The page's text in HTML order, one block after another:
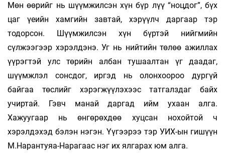
Мөн өөрийг нь шүүмжилсэн хүн бүр лүү “ноцдог”, бүх
цаг үеийн хамгийн завтай, хэрүүлч даргаар тэр
тодорсон. Шүүмжилсэн хүн бүртэй нийгмийн
сүлжээгээр хэрэлдэнэ. Уг нь нийтийн төлөө ажиллах
үүрэгтэй улс төрийн албан тушаалтан үг даадаг,
шүүмжлэл сонсдог, иргэд нь олонхоороо дургүй
байгаа төслийг хэрэгжүүлэхээс татгалздаг байх
учиртай. Гэвч манай даргад ийм ухаан алга.
Хажуугаар нь өнгөрөхдөө хуцсан нохойтой ч
хэрэлдэхэд бэлэн нэгэн. Үүгээрээ тэр УИХ-ын гишүүн
М.Нарантуяа-Нарагаас нэг их ялгарах юм алга.